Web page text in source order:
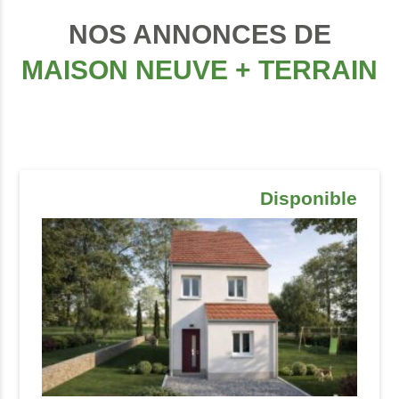
NOS ANNONCES DE
MAISON NEUVE + TERRAIN
Disponible